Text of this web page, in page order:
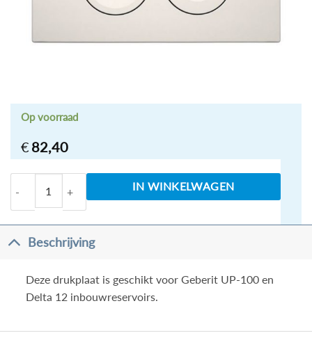
€ 82,40
Op voorraad
Geberit Delta-21 Drukplaat Wit aantal
IN WINKELWAGEN
Beschrijving
Deze drukplaat is geschikt voor Geberit UP-100 en
Delta 12 inbouwreservoirs.